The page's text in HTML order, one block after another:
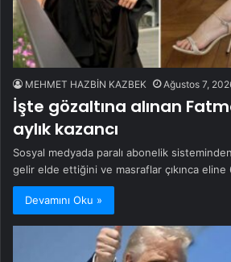
MEHMET HAZBİN KAZBEK Ağustos 7,
İşte gözaltına alınan
aylık kazancı
Sosyal medyada paralı abonelik
gelir elde ettiğini ve masraflar çıkınca
Devamını Oku »